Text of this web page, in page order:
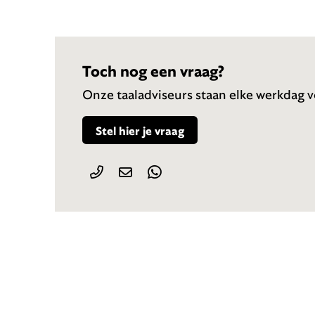
Toch nog een vraag?
Onze taaladviseurs staan elke werkdag
Stel hier je vraag